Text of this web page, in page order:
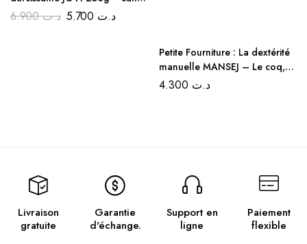
cuisson, sans odeur
د.ت6.900 د.ت
Petite Fourniture : La dextérité
manuelle MANSEJ – Le coq,
idéale pour la rentrée
د.ت
Livraison
gratuite
Garantie
d'échange.
Support en
ligne
Paiement
flexible